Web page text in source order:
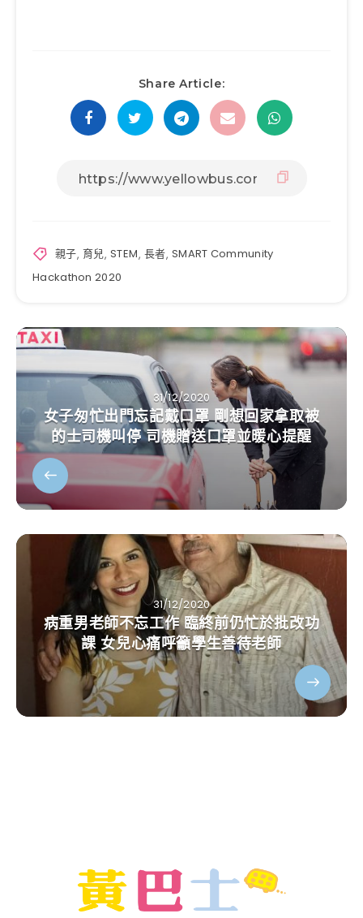
Share Article:
親子, 育兒,STEM, 長者,SMART Community
Hackathon 2020
31/12/2020
女子匆忙出門忘記戴口罩 剛想回家拿取被
的士司機叫停 司機贈送口罩並暖心提醒
31/12/2020
病重男老師不忘工作 臨終前仍忙於批改功
課 女兒心痛呼籲學生善待老師